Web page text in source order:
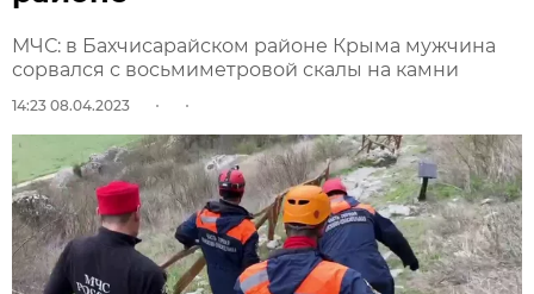
МЧС: в Бахчисарайском районе Крыма мужчина
сорвался с восьмиметровой скалы на камни
14:23 08.04.2023